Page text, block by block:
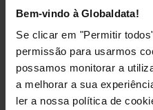
Bem-vindo à Globaldata!
Se clicar em "Permitir
permissão para usarmos
possamos monitorar a
a melhorar a sua
ler a nossa política de
Asring lightsda Streamplify
digna de estúdio para que
qualidade possível.
Oring lightde 10” está
69,9€.